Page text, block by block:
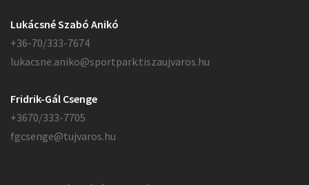
Lukácsné Szabó Anikó
+36-70/333-7674
lukacsne.aniko@sportpark.tiszaujvaros.hu
Fridrik-Gál Csenge
+3670/333-7705
fgcsenge@tujvaros.hu